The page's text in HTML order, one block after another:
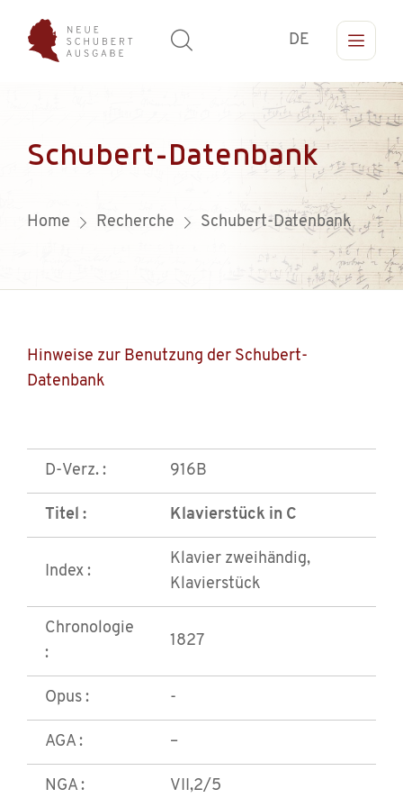
DE
Schubert-Datenbank
Home Recherche Schubert-Datenbank
Hinweise zur Benutzung der Schubert-
Datenbank
D-Verz. : 916B
Titel : Klavierstück in C
Index :
Klavier zweihändig,
Klavierstück
Chronologie
:
1827
Opus : -
AGA : –
NGA : VII,2/5